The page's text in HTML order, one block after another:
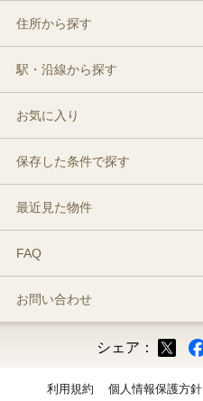
住所から探す
駅・沿線から探す
お気に入り
保存した条件で探す
最近見た物件
FAQ
お問い合わせ
シェア：
利用規約 個人情報保護方針